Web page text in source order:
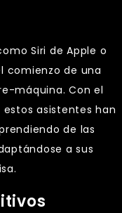
Siri de Apple o
comienzo de una
máquina. Con el
asistentes han
de las
a sus